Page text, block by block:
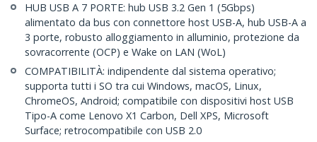
HUB USB A 7 PORTE: hub USB 3.2 Gen 1 (5Gbps)
alimentato da bus con connettore host USB-A, hub USB-A a
3 porte, robusto alloggiamento in alluminio, protezione da
sovracorrente (OCP) e Wake on LAN (WoL)
COMPATIBILITÀ: indipendente dal sistema operativo;
supporta tutti i SO tra cui Windows, macOS, Linux,
ChromeOS, Android; compatibile con dispositivi host USB
Tipo-A come Lenovo X1 Carbon, Dell XPS, Microsoft
Surface; retrocompatibile con USB 2.0